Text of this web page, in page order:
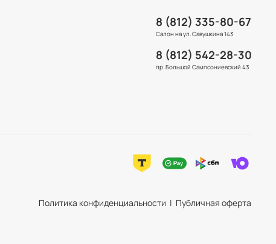
8 (812) 335-80-67
Салон на ул. Савушкина 143
8 (812) 542-28-30
пр. Большой Сампсониевский 43
Политика конфиденциальности | Публичная оферта